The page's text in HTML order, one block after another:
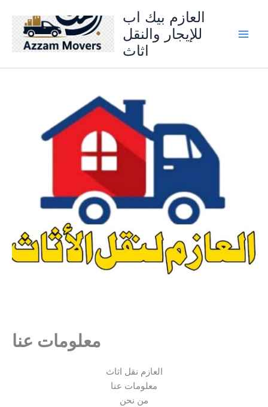
content
العازم بيك اب
للإيجار والنقل
اثاث
معلومات عنا
العازم نقل اثاث
معلومات عنا
من نحن